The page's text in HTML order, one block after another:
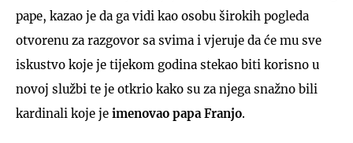
pape, kazao je da ga vidi kao osobu širokih pogleda
otvorenu za razgovor sa svima i vjeruje da će mu sve
iskustvo koje je tijekom godina stekao biti korisno u
novoj službi te je otkrio kako su za njega snažno bili
kardinali koje je imenovao papa Franjo.